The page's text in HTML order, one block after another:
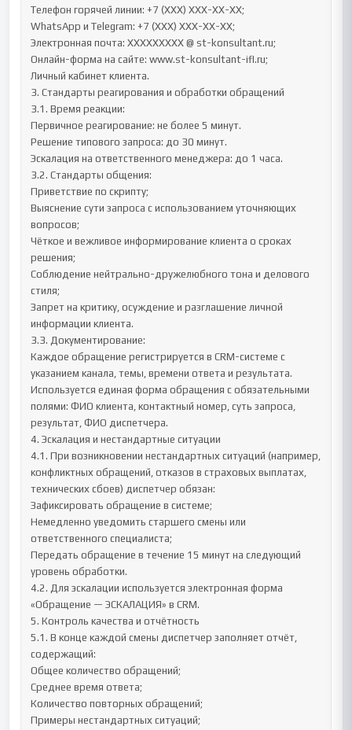
Телефон горячей линии: +7 (XXX) XXX-XX-XX;
WhatsApp и Telegram: +7 (XXX) XXX-XX-XX;
Электронная почта: XXXXXXXXX @ st-konsultant.ru;
Онлайн-форма на сайте: www.st-konsultant-ifl.ru;
Личный кабинет клиента.
3. Стандарты реагирования и обработки обращений
3.1. Время реакции:
Первичное реагирование: не более 5 минут.
Решение типового запроса: до 30 минут.
Эскалация на ответственного менеджера: до 1 часа.
3.2. Стандарты общения:
Приветствие по скрипту;
Выяснение сути запроса с использованием уточняющих
вопросов;
Чёткое и вежливое информирование клиента о сроках
решения;
Соблюдение нейтрально-дружелюбного тона и делового
стиля;
Запрет на критику, осуждение и разглашение личной
информации клиента.
3.3. Документирование:
Каждое обращение регистрируется в CRM-системе с
указанием канала, темы, времени ответа и результата.
Используется единая форма обращения с обязательными
полями: ФИО клиента, контактный номер, суть запроса,
результат, ФИО диспетчера.
4. Эскалация и нестандартные ситуации
4.1. При возникновении нестандартных ситуаций (например,
конфликтных обращений, отказов в страховых выплатах,
технических сбоев) диспетчер обязан:
Зафиксировать обращение в системе;
Немедленно уведомить старшего смены или
ответственного специалиста;
Передать обращение в течение 15 минут на следующий
уровень обработки.
4.2. Для эскалации используется электронная форма
«Обращение — ЭСКАЛАЦИЯ» в CRM.
5. Контроль качества и отчётность
5.1. В конце каждой смены диспетчер заполняет отчёт,
содержащий:
Общее количество обращений;
Среднее время ответа;
Количество повторных обращений;
Примеры нестандартных ситуаций;